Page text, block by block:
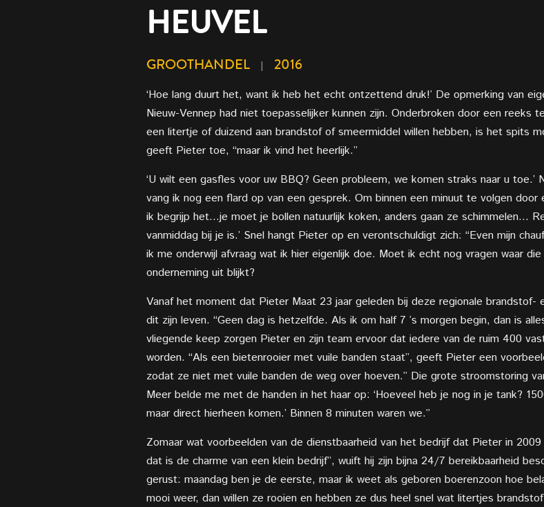
HEUVEL
GROOTHANDEL | 2016
‘Hoe lang duurt het, want ik heb het echt ontzettend druk!’ De opmerking van
Nieuw-Vennep had niet toepasselijker kunnen zijn. Onderbroken door een reeks
een litertje of duizend aan brandstof of smeermiddel willen hebben, is het spits
geeft Pieter toe, “maar ik vind het heerlijk.”
‘U wilt een gasfles voor uw BBQ? Geen probleem, we komen straks naar u
vang ik nog een flard op van een gesprek. Om binnen een minuut te volgen door
ik begrijp het…je moet je bollen natuurlijk koken, anders gaan ze schimmelen…
vanmiddag bij je is.’ Snel hangt Pieter op en verontschuldigt zich: “Even mijn
ik me onderwijl afvraag wat ik hier eigenlijk doe. Moet ik echt nog vragen waar
onderneming uit blijkt?
Vanaf het moment dat Pieter Maat 23 jaar geleden bij deze regionale brandstof-
dit zijn leven. “Geen dag is hetzelfde. Als ik om half 7 ’s morgen begin, dan is
vliegende keep zorgen Pieter en zijn team ervoor dat iedere van de ruim 400
worden. “Als een bietenrooier met vuile banden staat”, geeft Pieter een
zodat ze niet met vuile banden de weg over hoeven.” Die grote stroomstoring
Meer belde me met de handen in het haar op: ‘Hoeveel heb je nog in je tank?
maar direct hierheen komen.’ Binnen 8 minuten waren we.”
Zomaar wat voorbeelden van de dienstbaarheid van het bedrijf dat Pieter in
dat is de charme van een klein bedrijf”, wuift hij zijn bijna 24/7 bereikbaarheid
gerust: maandag ben je de eerste, maar ik weet als geboren boerenzoon hoe
mooi weer, dan willen ze rooien en hebben ze dus heel snel wat litertjes